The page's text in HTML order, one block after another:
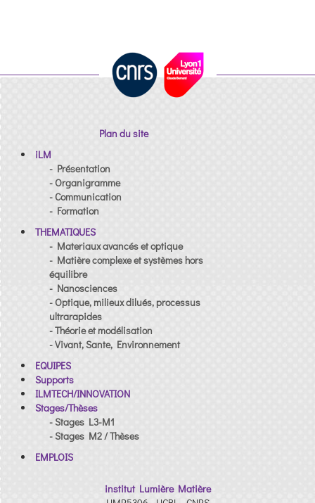
Plan du site
iLM
- Présentation
- Organigramme
- Communication
- Formation
THEMATIQUES
- Materiaux avancés et optique
- Matière complexe et systèmes hors
équilibre
- Nanosciences
- Optique, milieux dilués, processus
ultrarapides
- Théorie et modélisation
- Vivant, Sante, Environnement
EQUIPES
Supports
ILMTECH/INNOVATION
Stages/Thèses
- Stages L3-M1
- Stages M2 / Thèses
EMPLOIS
institut Lumière Matière